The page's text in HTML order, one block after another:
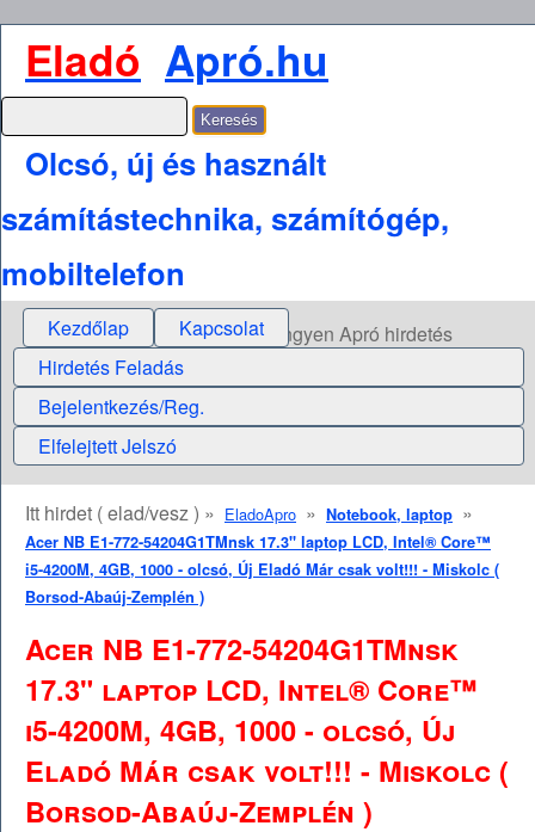
Eladó Apró.hu
Olcsó, új és használt
számítástechnika, számítógép,
mobiltelefon
Kezdőlap Kapcsolat
Ingyen Apró hirdetés
Hirdetés Feladás
Bejelentkezés/Reg.
Elfelejtett Jelszó
Itt hirdet ( elad/vesz ) » EladoApro » Notebook, laptop »
Acer NB E1-772-54204G1TMnsk 17.3" laptop LCD, Intel® Core™
i5-4200M, 4GB, 1000 - olcsó, Új Eladó Már csak volt!!! - Miskolc (
Borsod-Abaúj-Zemplén )
Acer NB E1-772-54204G1TMnsk
17.3" laptop LCD, Intel® Core™
i5-4200M, 4GB, 1000 - olcsó, Új
Eladó Már csak volt!!! - Miskolc (
Borsod-Abaúj-Zemplén )